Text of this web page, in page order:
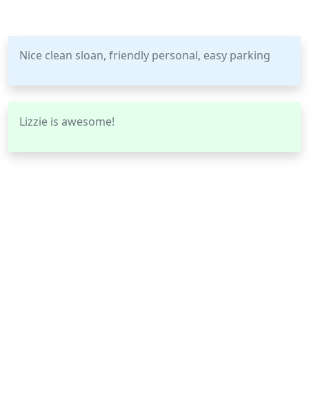
Nice clean sloan, friendly personal, easy parking
Lizzie is awesome!